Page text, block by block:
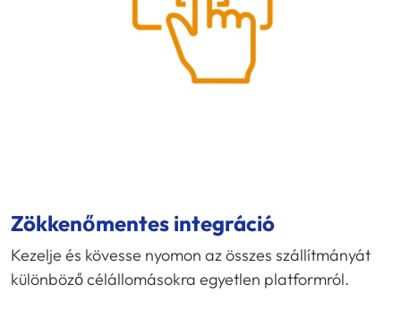
Zökkenőmentes integráció
Kezelje és kövesse nyomon az összes szállítmányát
különböző célállomásokra egyetlen platformról.